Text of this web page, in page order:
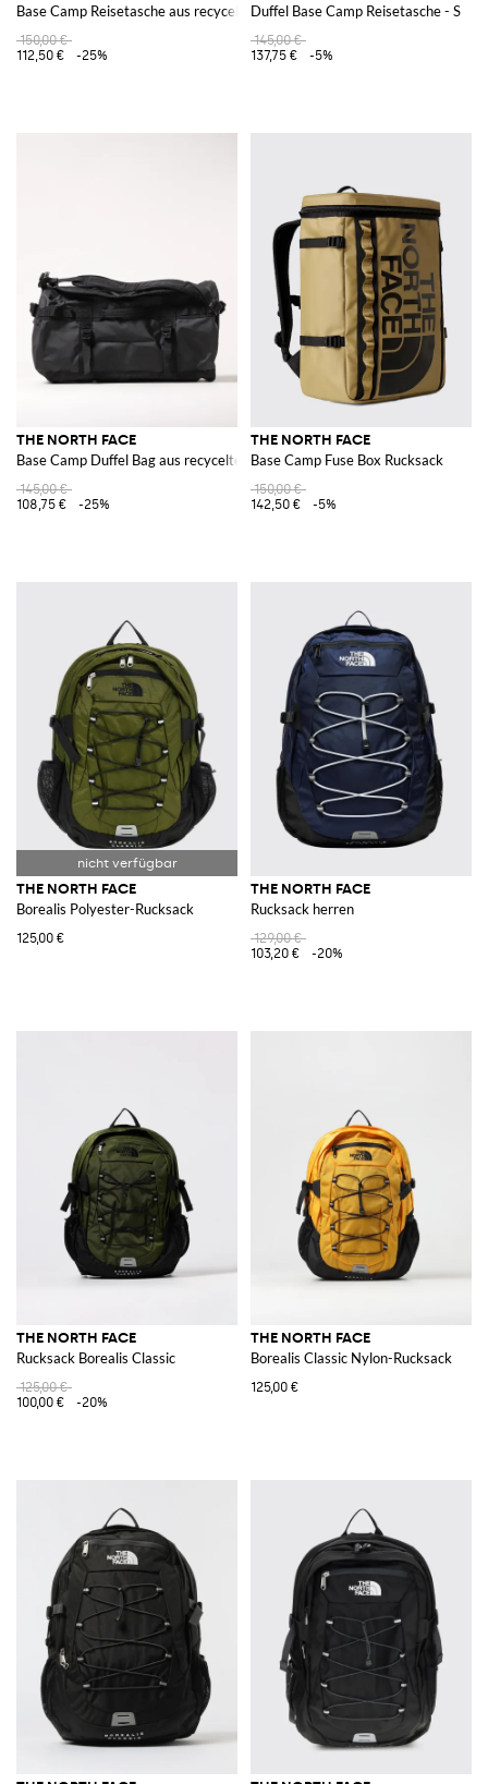
Base Camp Reisetasche aus recyceltem Nylon
150,00 €
112,50 €
-25%
Duffel Base Camp Reisetasche - S
145,00 €
137,75 €
-5%
THE NORTH FACE
Base Camp Duffel Bag aus recyceltem technischem Gewebe
145,00 €
108,75 €
-25%
THE NORTH FACE
Base Camp Fuse Box Rucksack
150,00 €
142,50 €
-5%
THE NORTH FACE
Borealis Polyester-Rucksack
125,00 €
THE NORTH FACE
Rucksack herren
129,00 €
103,20 €
-20%
THE NORTH FACE
Rucksack Borealis Classic
125,00 €
100,00 €
-20%
THE NORTH FACE
Borealis Classic Nylon-Rucksack
125,00 €